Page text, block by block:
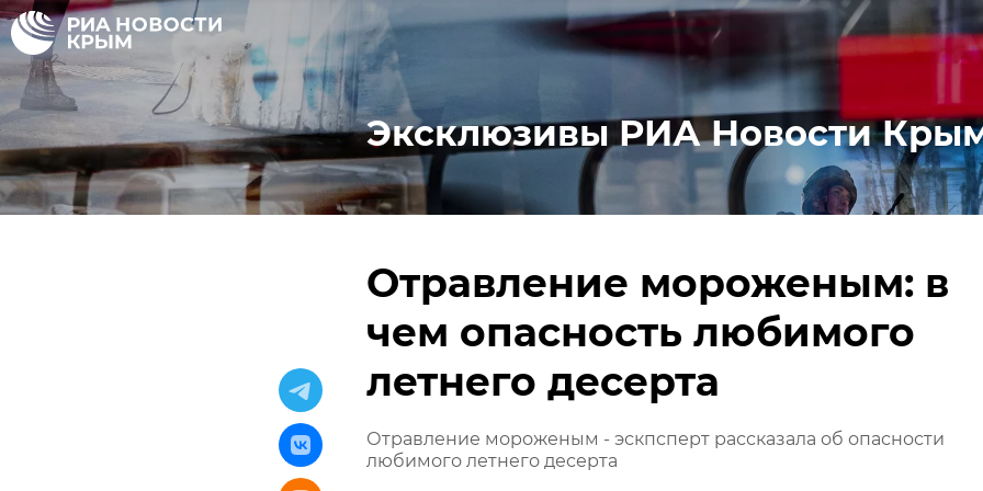
Эксклюзивы РИА Новости
Отравление мороженым: в
чем опасность любимого
летнего десерта
Отравление мороженым - эскпсперт рассказала об опасности
любимого летнего десерта